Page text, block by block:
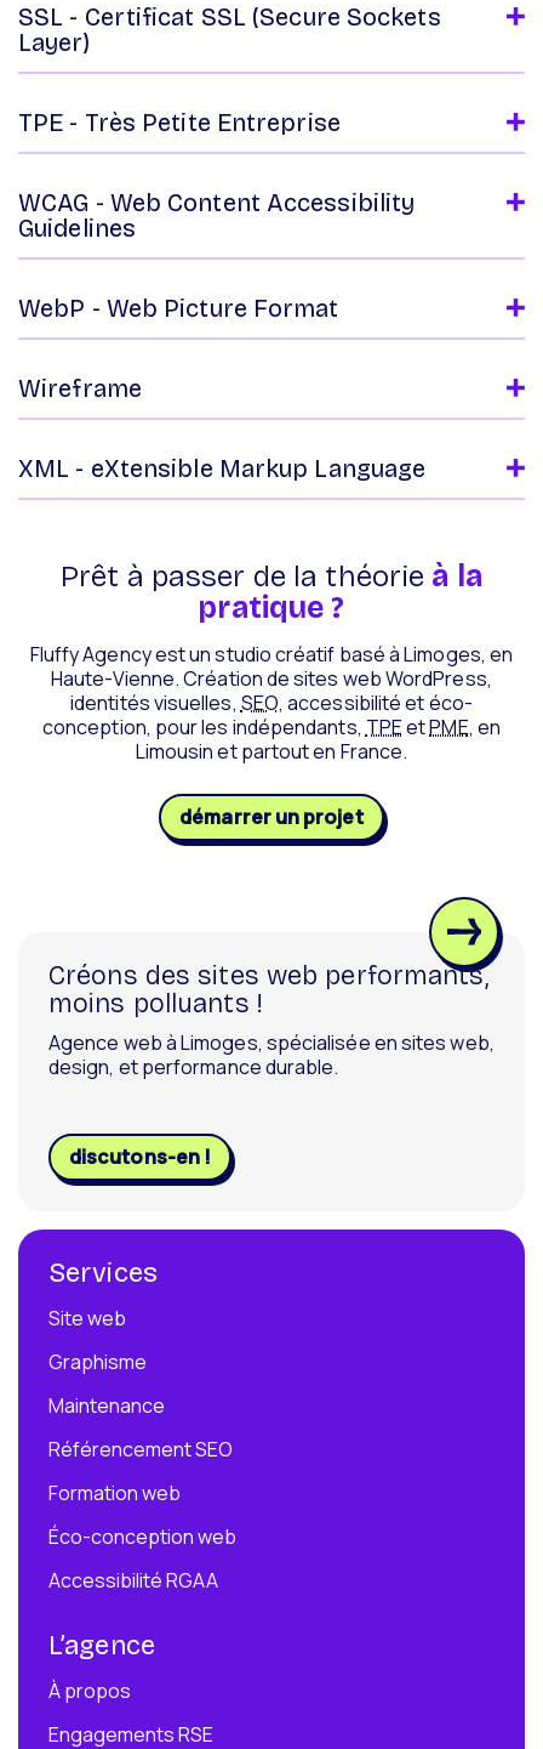
SSL - Certificat SSL (Secure Sockets
Layer)
TPE - Très Petite Entreprise
WCAG - Web Content Accessibility
Guidelines
WebP - Web Picture Format
Wireframe
XML - eXtensible Markup Language
Prêt à passer de la théorie à la
pratique ?
Fluffy Agency est un studio créatif basé à Limoges, en
Haute-Vienne. Création de sites web WordPress,
identités visuelles, SEO, accessibilité et éco-
conception, pour les indépendants, TPEetPME, en
Limousin et partout en France.
démarrer un projet
Créons des sites web performants,
moins polluants !
Agence web à Limoges, spécialisée en sites web,
design, et performance durable.
discutons-en !
Services
Site web
Graphisme
Maintenance
Référencement SEO
Formation web
Éco-conception web
Accessibilité RGAA
L’agence
À propos
Engagements RSE